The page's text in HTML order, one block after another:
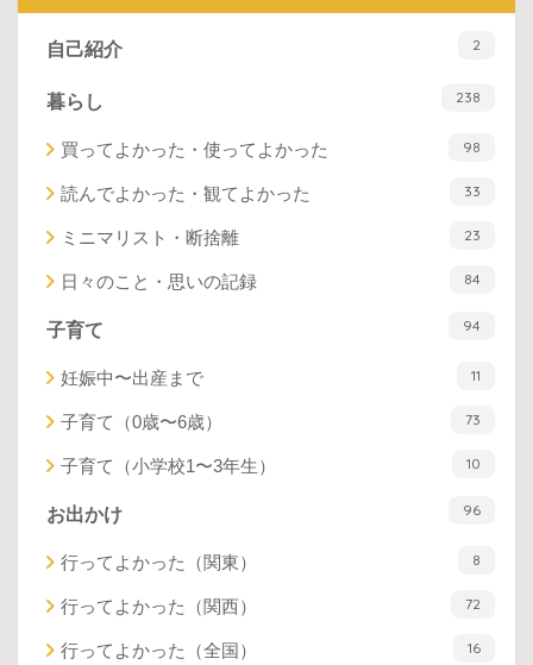
自己紹介 2
暮らし 238
買ってよかった・使ってよかった 98
読んでよかった・観てよかった 33
ミニマリスト・断捨離 23
日々のこと・思いの記録 84
子育て 94
妊娠中〜出産まで 11
子育て（0歳〜6歳） 73
子育て（小学校1〜3年生） 10
お出かけ 96
行ってよかった（関東） 8
行ってよかった（関西） 72
行ってよかった（全国） 16